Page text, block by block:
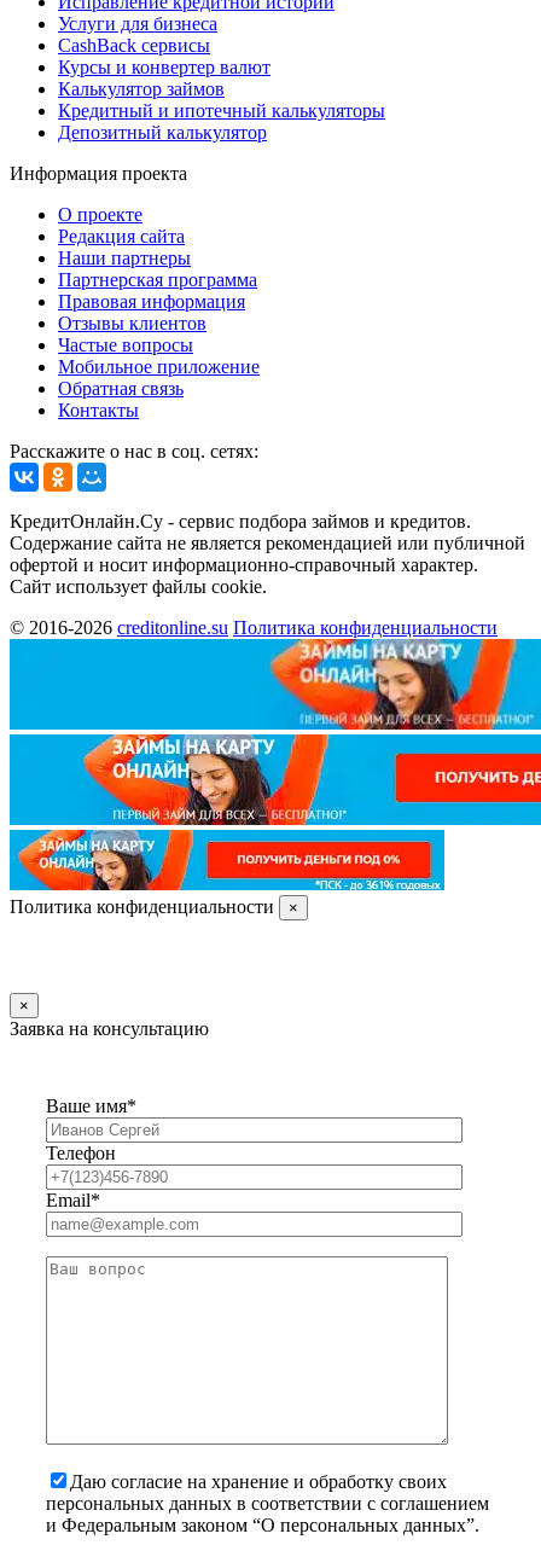
Услуги для бизнеса
CashBack сервисы
Курсы и конвертер валют
Калькулятор займов
Кредитный и ипотечный калькуляторы
Депозитный калькулятор
Информация проекта
О проекте
Редакция сайта
Наши партнеры
Партнерская программа
Правовая информация
Отзывы клиентов
Частые вопросы
Мобильное приложение
Обратная связь
Контакты
Расскажите о нас в соц. сетях:
КредитОнлайн.Су - сервис подбора займов и кредитов.
Содержание сайта не является рекомендацией или публичной
офертой и носит информационно-справочный характер.
Сайт использует файлы cookie.
© 2016-2026 creditonline.su Политика конфиденциальности
Политика конфиденциальности ×
×
Заявка на консультацию
Ваше имя*
Телефон
Email*
Даю согласие на хранение и обработку своих
персональных данных в соответствии с соглашением
и Федеральным законом “О персональных данных”.